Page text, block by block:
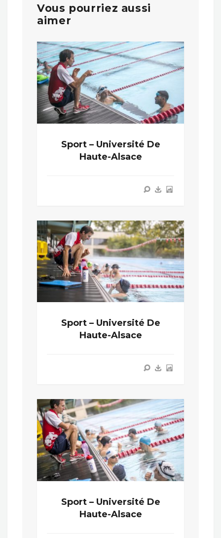
Vous pourriez aussi
aimer
Sport – Université De
Haute-Alsace
Sport – Université De
Haute-Alsace
Sport – Université De
Haute-Alsace